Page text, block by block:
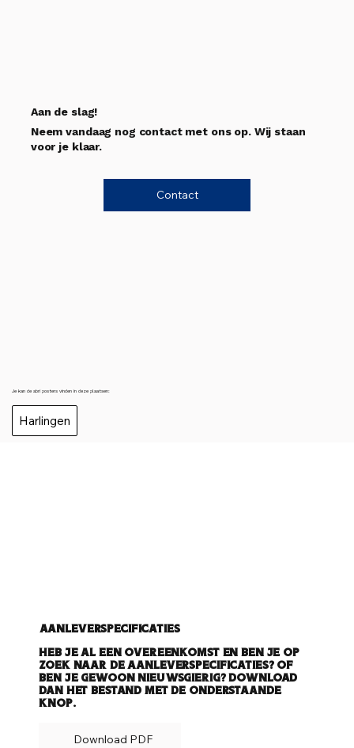
Je kan de abri posters vinden in deze plaatsen:
Harlingen
Aan de slag!
Neem vandaag nog contact met ons op. Wij staan
voor je klaar.
Contact
Aanleverspecificaties
Heb je al een overeenkomst en ben je op
zoek naar de aanleverspecificaties? Of
ben je gewoon nieuwsgierig? Download
dan het bestand met de onderstaande
knop.
Download PDF